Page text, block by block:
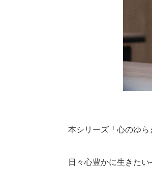
本シリーズ「心のゆ
日々心豊かに生きた